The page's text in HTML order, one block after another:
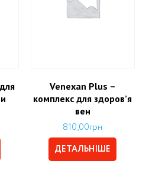
Venexan Plus –
комплекс для здоров’я
вен
810,00грн
ДЕТАЛЬНІШЕ